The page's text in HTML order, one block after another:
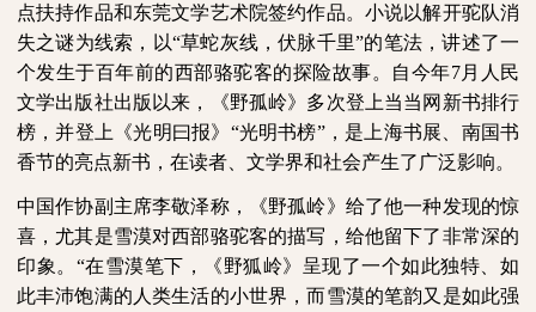
点扶持作品和东莞文学艺术院签约作品。小说以解开驼队消
失之谜为线索，以“草蛇灰线，伏脉千里”的笔法，讲述了一
个发生于百年前的西部骆驼客的探险故事。自今年7月人民
文学出版社出版以来，《野孤岭》多次登上当当网新书排行
榜，并登上《光明曰报》“光明书榜”，是上海书展、南国书
香节的亮点新书，在读者、文学界和社会产生了广泛影响。
中国作协副主席李敬泽称，《野孤岭》给了他一种发现的惊
喜，尤其是雪漠对西部骆驼客的描写，给他留下了非常深的
印象。“在雪漠笔下，《野狐岭》呈现了一个如此独特、如
此丰沛饱满的人类生活的小世界，而雪漠的笔韵又是如此强